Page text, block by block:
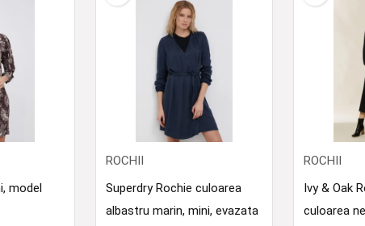
model
ROCHII
Superdry Rochie culoarea
albastru marin, mini, evazata
ROCHII
Ivy & Oak
culoarea